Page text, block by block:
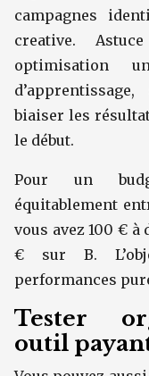
campagnes
creative.
optimisation
biaiser les
le début.
Pour un
équitablement
vous avez 100 € à
€ sur B.
performances
Tester
outil